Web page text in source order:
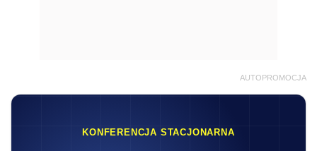
AUTOPROMOCJA
KONFERENCJA STACJONARNA